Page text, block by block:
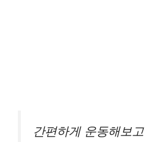
간편하게 운동해보